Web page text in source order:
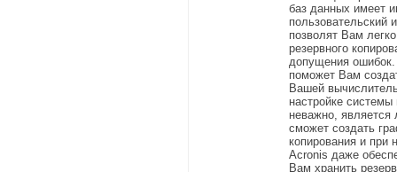
баз данных имеет
пользовательский
позволят Вам
резервного
допущения ошибок.
поможет Вам
Вашей
настройке
неважно, является
сможет создать
копирования и при
Acronis даже
Вам хранить